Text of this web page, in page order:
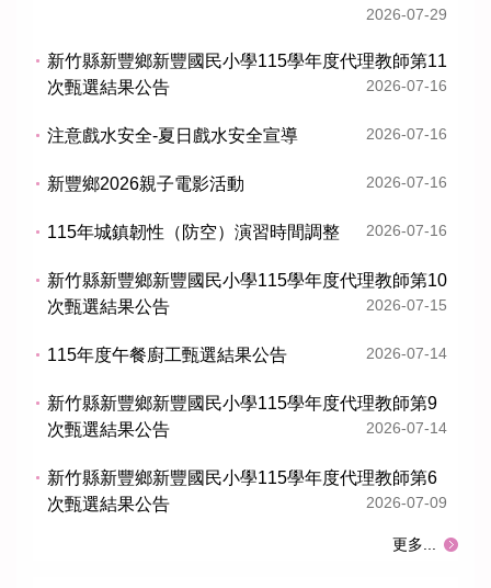
2026-07-29
新竹縣新豐鄉新豐國民小學115學年度代理教師第11
次甄選結果公告
2026-07-16
注意戲水安全-夏日戲水安全宣導 2026-07-16
新豐鄉2026親子電影活動 2026-07-16
115年城鎮韌性（防空）演習時間調整 2026-07-16
新竹縣新豐鄉新豐國民小學115學年度代理教師第10
次甄選結果公告
2026-07-15
115年度午餐廚工甄選結果公告 2026-07-14
新竹縣新豐鄉新豐國民小學115學年度代理教師第9
次甄選結果公告
2026-07-14
新竹縣新豐鄉新豐國民小學115學年度代理教師第6
次甄選結果公告
2026-07-09
更多...